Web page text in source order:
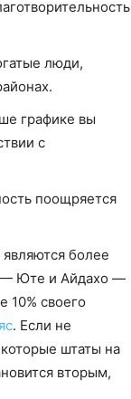
люди,
графике вы
с
поощряется
более
— Юте и Айдахо —
10% своего
. Если не
штаты на
вторым,